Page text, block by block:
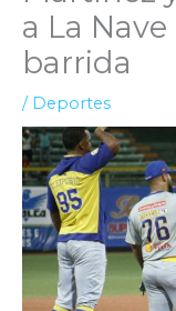
a La
barrida
/ Deportes